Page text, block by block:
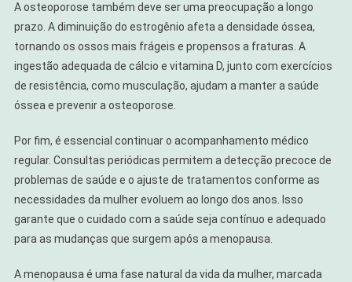
A osteoporose também deve ser uma preocupação a longo
prazo. A diminuição do estrogênio afeta a densidade óssea,
tornando os ossos mais frágeis e propensos a fraturas. A
ingestão adequada de cálcio e vitamina D, junto com exercícios
de resistência, como musculação, ajudam a manter a saúde
óssea e prevenir a osteoporose.
Por fim, é essencial continuar o acompanhamento médico
regular. Consultas periódicas permitem a detecção precoce de
problemas de saúde e o ajuste de tratamentos conforme as
necessidades da mulher evoluem ao longo dos anos. Isso
garante que o cuidado com a saúde seja contínuo e adequado
para as mudanças que surgem após a menopausa.
A menopausa é uma fase natural da vida da mulher, marcada